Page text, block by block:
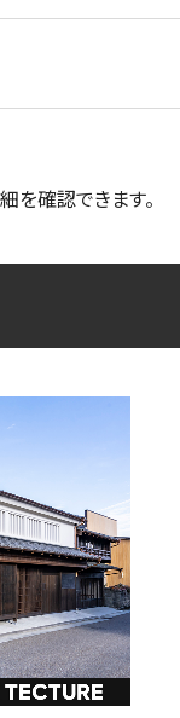
を確認できます。